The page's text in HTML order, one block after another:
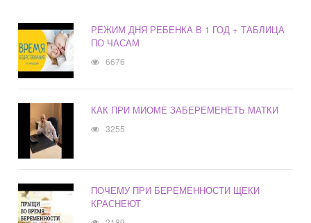
РЕЖИМ ДНЯ РЕБЕНКА В 1 ГОД + ТАБЛИЦА
ПО ЧАСАМ
6676
КАК ПРИ МИОМЕ ЗАБЕРЕМЕНЕТЬ МАТКИ
3255
ПОЧЕМУ ПРИ БЕРЕМЕННОСТИ ЩЕКИ
КРАСНЕЮТ